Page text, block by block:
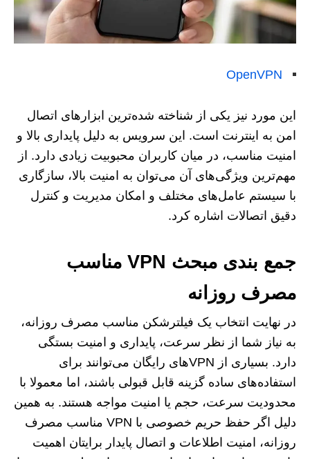
OpenVPN
این مورد نیز یکی از شناخته ‌شده‌ترین ابزارهای اتصال
امن به اینترنت است. این سرویس به دلیل پایداری بالا و
امنیت مناسب، در میان کاربران محبوبیت زیادی دارد. از
مهم‌ترین ویژگی‌های آن می‌توان به امنیت بالا، سازگاری
با سیستم‌ عامل‌های مختلف و امکان مدیریت و کنترل
دقیق اتصالات اشاره کرد.
جمع بندی مبحث VPN مناسب
مصرف روزانه
در نهایت انتخاب یک فیلترشکن مناسب مصرف روزانه،
به نیاز شما از نظر سرعت، پایداری و امنیت بستگی
دارد. بسیاری از VPNهای رایگان می‌توانند برای
استفاده‌های ساده گزینه قابل قبولی باشند، اما معمولا با
محدودیت سرعت، حجم یا امنیت مواجه هستند. به همین
دلیل اگر حفظ حریم خصوصی با VPN مناسب مصرف
روزانه، امنیت اطلاعات و اتصال پایدار برایتان اهمیت